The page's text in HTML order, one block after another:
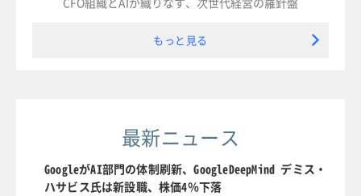
もっと見る
最新ニュース
GoogleがAI部門の体制刷新、GoogleDeepMind デミス・
ハサビス氏は新設職、株価4％下落